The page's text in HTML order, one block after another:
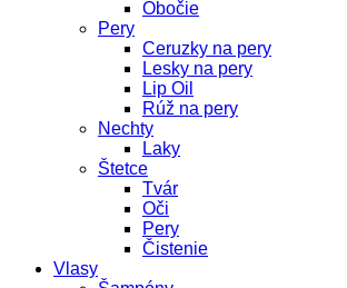
Obočie
Pery
Ceruzky na pery
Lesky na pery
Lip Oil
Rúž na pery
Nechty
Laky
Štetce
Tvár
Oči
Pery
Čistenie
Vlasy